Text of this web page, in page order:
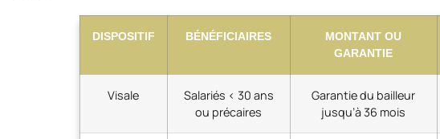
DISPOSITIF BÉNÉFICIAIRES
MONTANT OU
GARANTIE
Visale
Salariés < 30 ans
ou précaires
Garantie du bailleur
jusqu’à 36 mois